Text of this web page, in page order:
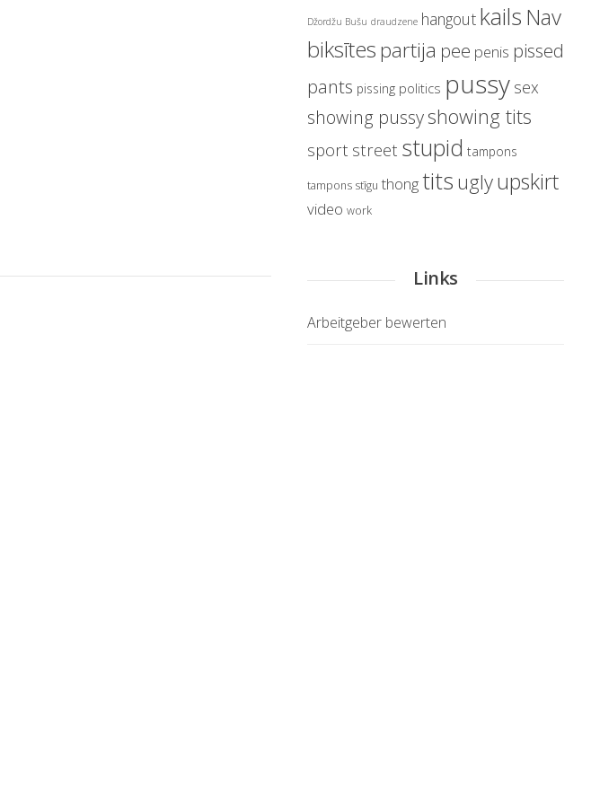
Džordžu Bušu draudzene hangout kails Nav
biksītespartija pee penis pissed
pants pissing politics pussy sex
showing pussyshowing tits
sport street stupid tampons
tampons stīgu thongtits uglyupskirt
video work
Links
Arbeitgeber bewerten